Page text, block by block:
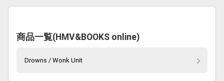
商品一覧(HMV&BOOKS online)
Drowns / Wonk Unit